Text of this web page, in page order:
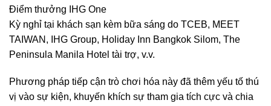
Điểm thưởng IHG One
Kỳ nghỉ tại khách sạn kèm bữa sáng do TCEB, MEET
TAIWAN, IHG Group, Holiday Inn Bangkok Silom, The
Peninsula Manila Hotel tài trợ, v.v.
Phương pháp tiếp cận trò chơi hóa này đã thêm yếu tố thú
vị vào sự kiện, khuyến khích sự tham gia tích cực và chia